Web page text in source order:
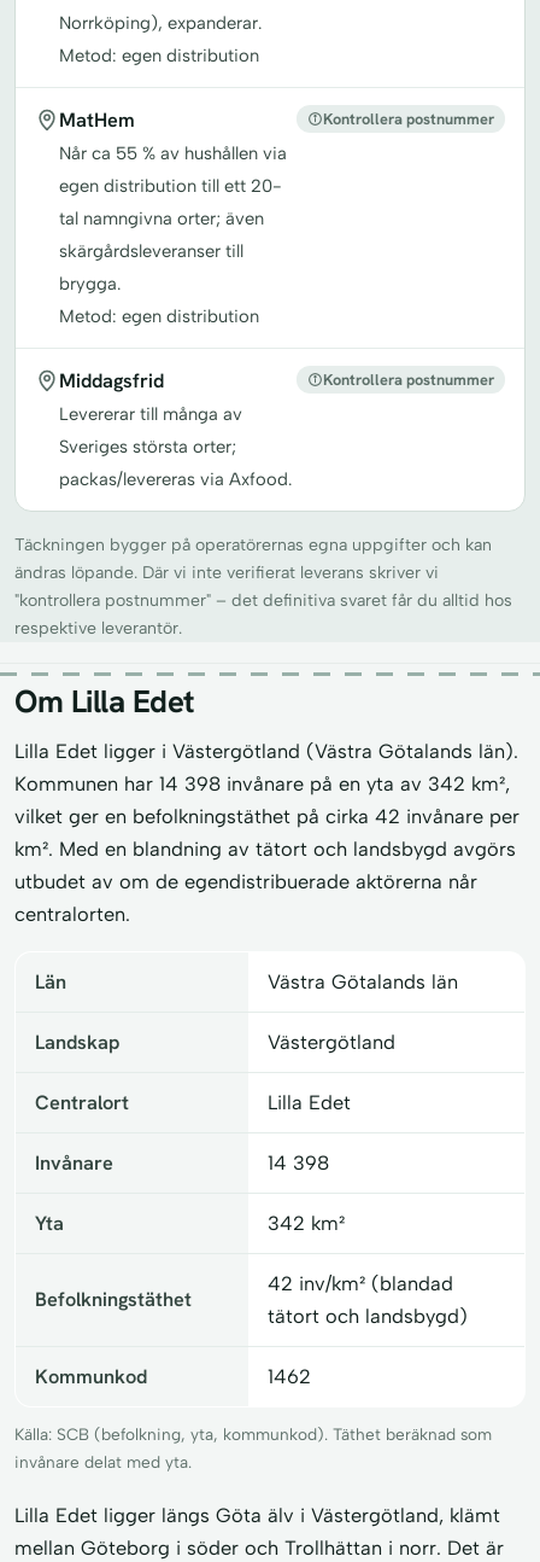
Norrköping), expanderar.
Metod: egen distribution
MatHem
Når ca 55 % av hushållen via
egen distribution till ett 20-
tal namngivna orter; även
skärgårdsleveranser till
brygga.
Metod: egen distribution
Kontrollera postnummer
Middagsfrid
Levererar till många av
Sveriges största orter;
packas/levereras via Axfood.
Kontrollera postnummer
Täckningen bygger på operatörernas egna uppgifter och kan
ändras löpande. Där vi inte verifierat leverans skriver vi
"kontrollera postnummer" – det definitiva svaret får du alltid hos
respektive leverantör.
Om Lilla Edet
Lilla Edet ligger i Västergötland (Västra Götalands län).
Kommunen har 14 398 invånare på en yta av 342 km²,
vilket ger en befolkningstäthet på cirka 42 invånare per
km². Med en blandning av tätort och landsbygd avgörs
utbudet av om de egendistribuerade aktörerna når
centralorten.
Län Västra Götalands län
Landskap Västergötland
Centralort Lilla Edet
Invånare 14 398
Yta 342 km²
Befolkningstäthet
42 inv/km² (blandad
tätort och landsbygd)
Kommunkod 1462
Källa: SCB (befolkning, yta, kommunkod). Täthet beräknad som
invånare delat med yta.
Lilla Edet ligger längs Göta älv i Västergötland, klämt
mellan Göteborg i söder och Trollhättan i norr. Det är